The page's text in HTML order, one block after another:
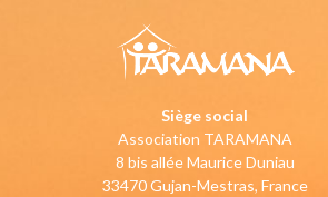
Siège social
Association TARAMANA
8 bis allée Maurice Duniau
33470 Gujan-Mestras, France